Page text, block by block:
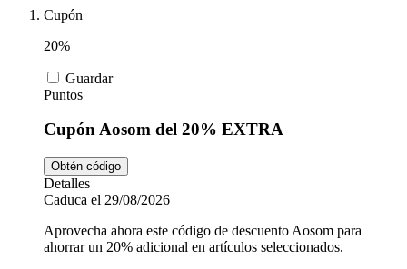
adidas
Vueling
Coches y
Farmacia
Animales
Cupón
20%
Guardar
Puntos
Cupón Aosom del 20% EXTRA
Obtén código
Detalles
Caduca el 29/08/2026
Aprovecha ahora este código de descuento Aosom para
ahorrar un 20% adicional en artículos seleccionados.